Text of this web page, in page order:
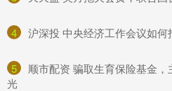
4 沪深投 中央经济工作会议如
5
顺市配资 骗取生育保险基金
光